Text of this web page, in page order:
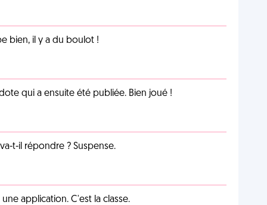
bien, il y a du boulot !
qui a ensuite été publiée. Bien joué !
t-il répondre ? Suspense.
application. C'est la classe.